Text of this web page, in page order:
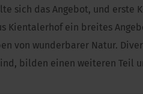
sich das Angebot, und erste
Kientalerhof ein breites
von wunderbarer Natur.
bilden einen weiteren Teil